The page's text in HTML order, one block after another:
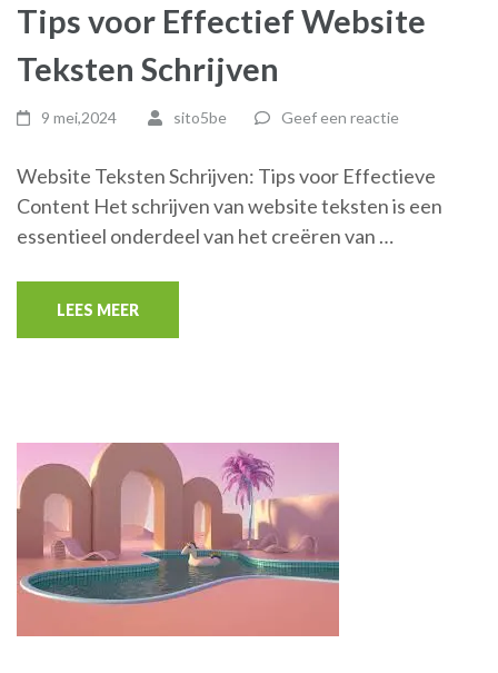
Tips voor Effectief Website
Teksten Schrijven
9 mei,2024 sito5be Geef een reactie
Website Teksten Schrijven: Tips voor Effectieve
Content Het schrijven van website teksten is een
essentieel onderdeel van het creëren van …
LEES MEER